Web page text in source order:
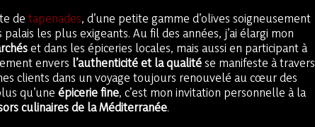
de tapenades, d’une petite gamme d’olives soigneusement
les plus exigeants. Au fil des années, j’ai élargi mon
et dans les épiceries locales, mais aussi en participant à
envers l’authenticité et la qualitése manifeste à travers
clients dans un voyage toujours renouvelé au cœur des
qu’une épicerie fine, c’est mon invitation personnelle à la
culinaires de la Méditerranée.